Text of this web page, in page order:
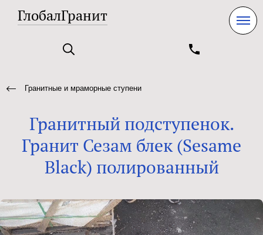
ГлобалГранит
Гранитные и мраморные ступени
Гранитный подступенок.
Гранит Сезам блек (Sesame
Black) полированный